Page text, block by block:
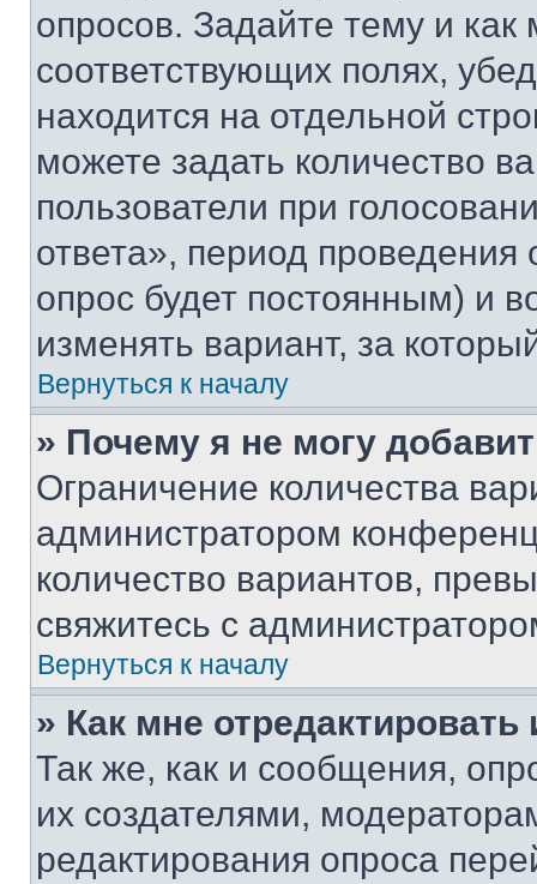
опросов. Задайте тему и
соответствующих полях,
находится на отдельной
можете задать количество
пользователи при
ответа», период проведения
опрос будет постоянным) и
изменять вариант, за
Вернуться к началу
» Почему я не могу
Ограничение количества
администратором
количество вариантов,
свяжитесь с
Вернуться к началу
» Как мне
Так же, как и сообщения,
их создателями,
редактирования опроса